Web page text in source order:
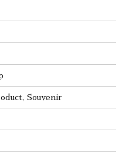
Souvenir